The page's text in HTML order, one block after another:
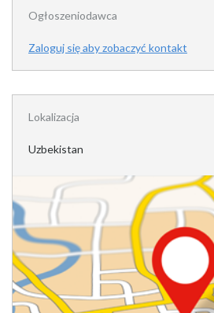
Ogłoszeniodawca
Zaloguj się aby zobaczyć kontakt
Lokalizacja
Uzbekistan